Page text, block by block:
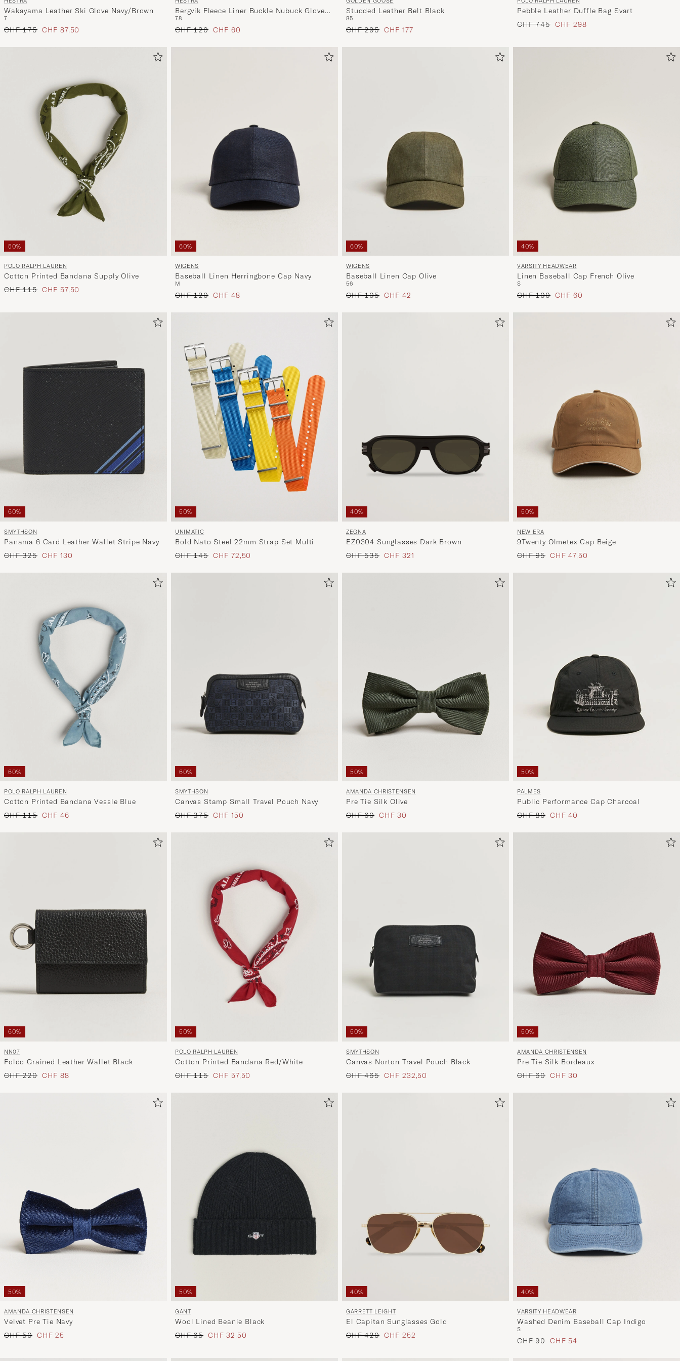
Wakayama Leather Ski Glove Navy/Brown
7
Regulärer Preis
CHF 175 Reduzierter Preis
CHF 87,50
Bergvik Fleece Liner Buckle Nubuck Glove
Bottle Green
78
Regulärer Preis
CHF 120 Reduzierter Preis
CHF 60
Studded Leather Belt Black
85
Regulärer Preis
CHF 295 Reduzierter Preis
CHF 177
Pebble Leather Duffle Bag Svart
Regulärer Preis
CHF 745 Reduzierter Preis
CHF 298
50%
POLO RALPH LAUREN
Cotton Printed Bandana Supply Olive
Regulärer Preis
CHF 115 Reduzierter Preis
CHF 57,50
60%
WIGÉNS
Baseball Linen Herringbone Cap Navy
M
Regulärer Preis
CHF 120 Reduzierter Preis
CHF 48
60%
WIGÉNS
Baseball Linen Cap Olive
56
Regulärer Preis
CHF 105 Reduzierter Preis
CHF 42
40%
VARSITY HEADWEAR
Linen Baseball Cap French Olive
S
Regulärer Preis
CHF 100 Reduzierter Preis
CHF 60
60%
SMYTHSON
Panama 6 Card Leather Wallet Stripe Navy
Regulärer Preis
CHF 325 Reduzierter Preis
CHF 130
50%
UNIMATIC
Bold Nato Steel 22mm Strap Set Multi
Regulärer Preis
CHF 145 Reduzierter Preis
CHF 72,50
40%
ZEGNA
EZ0304 Sunglasses Dark Brown
Regulärer Preis
CHF 535 Reduzierter Preis
CHF 321
50%
NEW ERA
9Twenty Olmetex Cap Beige
Regulärer Preis
CHF 95 Reduzierter Preis
CHF 47,50
60%
POLO RALPH LAUREN
Cotton Printed Bandana Vessle Blue
Regulärer Preis
CHF 115 Reduzierter Preis
CHF 46
60%
SMYTHSON
Canvas Stamp Small Travel Pouch Navy
Regulärer Preis
CHF 375 Reduzierter Preis
CHF 150
50%
AMANDA CHRISTENSEN
Pre Tie Silk Olive
Regulärer Preis
CHF 60 Reduzierter Preis
CHF 30
50%
PALMES
Public Performance Cap Charcoal
Regulärer Preis
CHF 80 Reduzierter Preis
CHF 40
60%
NN07
Foldo Grained Leather Wallet Black
Regulärer Preis
CHF 220 Reduzierter Preis
CHF 88
50%
POLO RALPH LAUREN
Cotton Printed Bandana Red/White
Regulärer Preis
CHF 115 Reduzierter Preis
CHF 57,50
50%
SMYTHSON
Canvas Norton Travel Pouch Black
Regulärer Preis
CHF 465 Reduzierter Preis
CHF 232,50
50%
AMANDA CHRISTENSEN
Pre Tie Silk Bordeaux
Regulärer Preis
CHF 60 Reduzierter Preis
CHF 30
50%
AMANDA CHRISTENSEN
Velvet Pre Tie Navy
Regulärer Preis
CHF 50 Reduzierter Preis
CHF 25
50%
GANT
Wool Lined Beanie Black
Regulärer Preis
CHF 65 Reduzierter Preis
CHF 32,50
40%
GARRETT LEIGHT
El Capitan Sunglasses Gold
Regulärer Preis
CHF 420 Reduzierter Preis
CHF 252
40%
VARSITY HEADWEAR
Washed Denim Baseball Cap Indigo
S
Regulärer Preis
CHF 90 Reduzierter Preis
CHF 54